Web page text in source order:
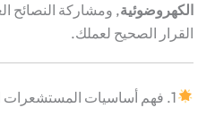
الكهروضوئية, ومشاركة النصائح
القرار الصحيح لعملك.
1. فهم أساسيات المستشعرات الكهروضوئية